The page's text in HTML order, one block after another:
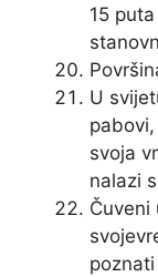
15
U
svoja
nalazi
Čuveni